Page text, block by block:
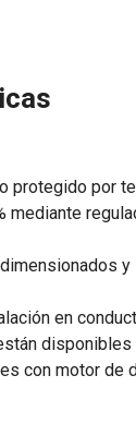
protegido por
mediante
en
disponibles
con motor de